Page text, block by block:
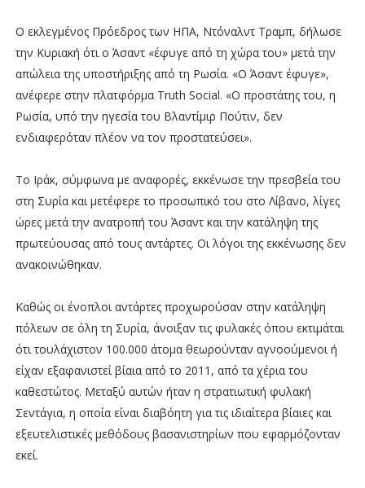
Ο εκλεγμένος Πρόεδρος των ΗΠΑ, Ντόναλντ Τραμπ, δήλωσε
την Κυριακή ότι ο Άσαντ «έφυγε από τη χώρα του» μετά την
απώλεια της υποστήριξης από τη Ρωσία. «Ο Άσαντ έφυγε»,
ανέφερε στην πλατφόρμα Truth Social. «Ο προστάτης του, η
Ρωσία, υπό την ηγεσία του Βλαντίμιρ Πούτιν, δεν
ενδιαφερόταν πλέον να τον προστατεύσει».
Το Ιράκ, σύμφωνα με αναφορές, εκκένωσε την πρεσβεία του
στη Συρία και μετέφερε το προσωπικό του στο Λίβανο, λίγες
ώρες μετά την ανατροπή του Άσαντ και την κατάληψη της
πρωτεύουσας από τους αντάρτες. Οι λόγοι της εκκένωσης δεν
ανακοινώθηκαν.
Καθώς οι ένοπλοι αντάρτες προχωρούσαν στην κατάληψη
πόλεων σε όλη τη Συρία, άνοιξαν τις φυλακές όπου εκτιμάται
ότι τουλάχιστον 100.000 άτομα θεωρούνταν αγνοούμενοι ή
είχαν εξαφανιστεί βίαια από το 2011, από τα χέρια του
καθεστώτος. Μεταξύ αυτών ήταν η στρατιωτική φυλακή
Σεντάγια, η οποία είναι διαβόητη για τις ιδιαίτερα βίαιες και
εξευτελιστικές μεθόδους βασανιστηρίων που εφαρμόζονταν
εκεί.